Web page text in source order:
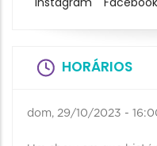
HORÁRIOS
dom, 29/10/2023 -